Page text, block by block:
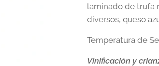
laminado de trufa
diversos, queso
Temperatura de
Vinificación y